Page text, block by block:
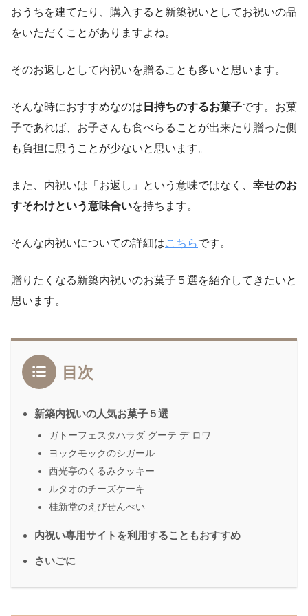
おうちを建てたり、購入すると新築祝いとしてお祝いの品
をいただくことがありますよね。
そのお返しとして内祝いを贈ることも多いと思います。
そんな時におすすめなのは 日持ちのするお菓子です。お菓
子であれば、お子さんも食べらることが出来たり贈った側
も負担に思うことが少ないと思います。
また、内祝いは「お返し」という意味ではなく、 幸せのお
すそわけという意味合いを持ちます。
そんな内祝いについての詳細はこちらです。
贈りたくなる新築内祝いのお菓子５選を紹介してきたいと
思います。
目次
新築内祝いの人気お菓子５選
ガトーフェスタハラダ グーテ デ ロワ
ヨックモックのシガール
西光亭のくるみクッキー
ルタオのチーズケーキ
桂新堂のえびせんべい
内祝い専用サイトを利用することもおすすめ
さいごに